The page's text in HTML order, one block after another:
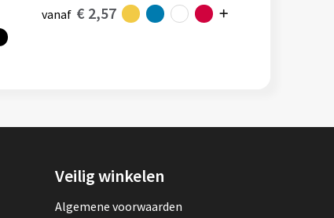
vanaf € 2,57
Veilig winkelen
Algemene voorwaarden